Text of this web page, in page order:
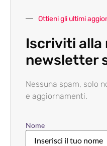
Ottieni gli ultimi
Iscriviti alla
newsletter
Nessuna spam, solo
e aggiornamenti.
Nome